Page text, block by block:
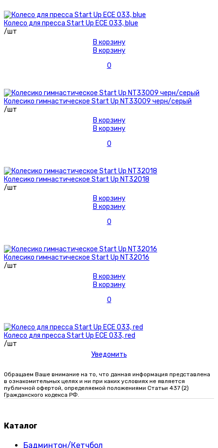
Колесо для пресса Start Up ECE 033, blue
/шт
В корзину
В корзину
0
Колесико гимнастическое Start Up NT33009 черн/серый
/шт
В корзину
В корзину
0
Колесико гимнастическое Start Up NT32018
/шт
В корзину
В корзину
0
Колесико гимнастическое Start Up NT32016
/шт
В корзину
В корзину
0
Колесо для пресса Start Up ECE 033, red
/шт
Уведомить
Обращаем Ваше внимание на то, что данная информация представлена
в ознакомительных целях и ни при каких условиях не является
публичной офертой, определяемой положениями Статьи 437 (2)
Гражданского кодекса РФ.
Каталог
Бадминтон/Кетчбол